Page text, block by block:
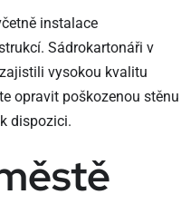
instalace
Sádrokartonáři v
vysokou kvalitu
opravit poškozenou stěnu
dispozici.